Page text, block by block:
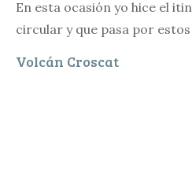
En esta ocasión yo hice el
circular y que pasa por
Volcán Croscat